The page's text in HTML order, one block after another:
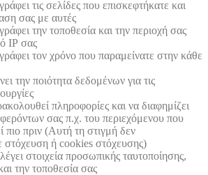
τις σελίδες που επισκεφτήκατε και
σας με αυτές
την τοποθεσία και την περιοχή σας
ΙΡ σας
τον χρόνο που παραμείνατε στην κάθε
την ποιότητα δεδομένων για τις
πληροφορίες και να διαφημίζει
σας π.χ. του περιεχόμενου που
πιο πριν (Αυτή τη στιγμή δεν
στόχευση ή cookies στόχευσης)
στοιχεία προσωπικής ταυτοποίησης,
την τοποθεσία σας